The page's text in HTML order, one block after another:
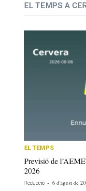
EL TEMPS A
EL TEMPS
Previsió de
2026
Redacció - 6 d'agost de